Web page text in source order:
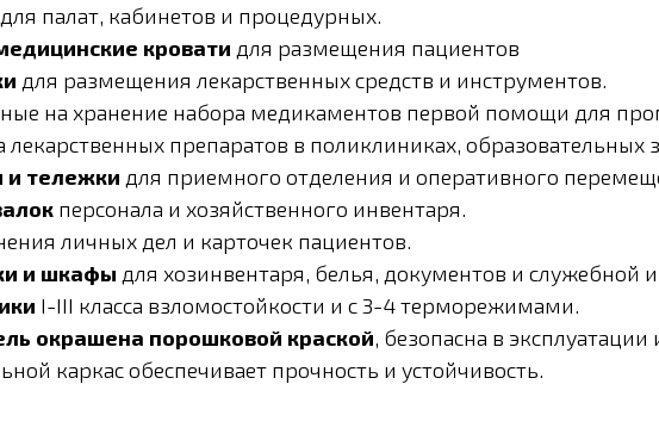
для палат, кабинетов и процедурных.
кровати для размещения пациентов
для размещения лекарственных средств и инструментов.
на хранение набора медикаментов первой помощи для
лекарственных препаратов в поликлиниках, образовательных
и тележки для приемного отделения и оперативного
персонала и хозяйственного инвентаря.
личных дел и карточек пациентов.
и шкафы для хозинвентаря, белья, документов и служебной
I-III класса взломостойкости и с 3-4 терморежимами.
окрашена порошковой краской, безопасна в
каркас обеспечивает прочность и устойчивость.